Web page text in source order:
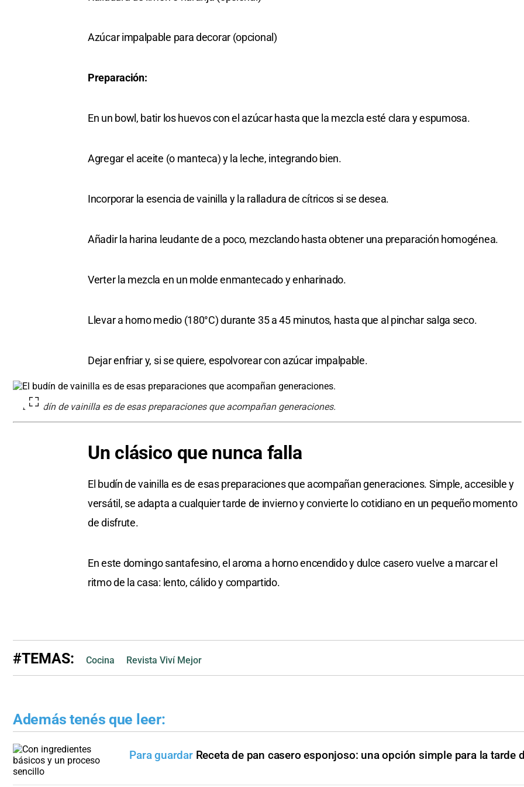
Azúcar impalpable para decorar (opcional)
Preparación:
En un bowl, batir los huevos con el azúcar hasta que la mezcla esté clara y espumosa.
Agregar el aceite (o manteca) y la leche, integrando bien.
Incorporar la esencia de vainilla y la ralladura de cítricos si se desea.
Añadir la harina leudante de a poco, mezclando hasta obtener una preparación homogénea.
Verter la mezcla en un molde enmantecado y enharinado.
Llevar a horno medio (180°C) durante 35 a 45 minutos, hasta que al pinchar salga seco.
Dejar enfriar y, si se quiere, espolvorear con azúcar impalpable.
El budín de vainilla es de esas preparaciones que acompañan generaciones.
Un clásico que nunca falla
El budín de vainilla es de esas preparaciones que acompañan generaciones. Simple, accesible y
versátil, se adapta a cualquier tarde de invierno y convierte lo cotidiano en un pequeño momento
de disfrute.
En este domingo santafesino, el aroma a horno encendido y dulce casero vuelve a marcar el
ritmo de la casa: lento, cálido y compartido.
#TEMAS: Cocina Revista Viví Mejor
Además tenés que leer:
Para guardar Receta de pan casero esponjoso: una opción simple para la tarde